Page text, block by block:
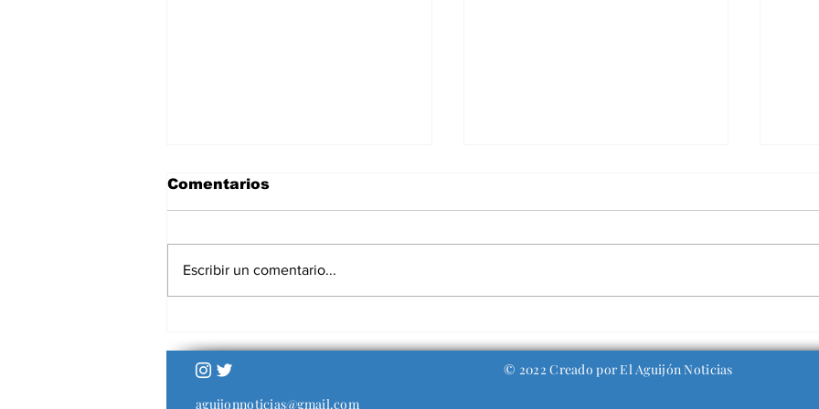
decomiso actualizado
contra Cristina Kirchner
y otros condenados en
la causa Vialidad
Comentarios
Escribir un comentario...
© 2022 Creado por El Aguijón Noticias
aguijonnoticias@gmail.com